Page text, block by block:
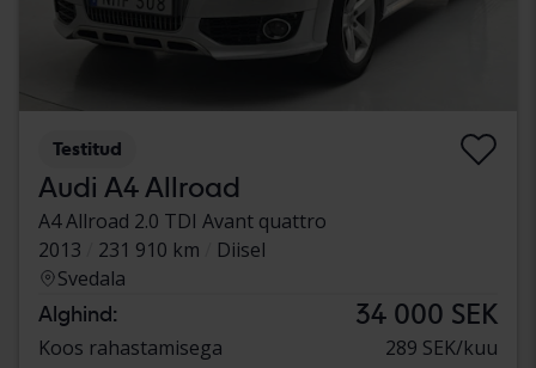
Testitud
Audi A4 Allroad
A4 Allroad 2.0 TDI Avant quattro
2013
231 910 km
Diisel
Svedala
Alghind: 34 000 SEK
Koos rahastamisega 289 SEK/kuu